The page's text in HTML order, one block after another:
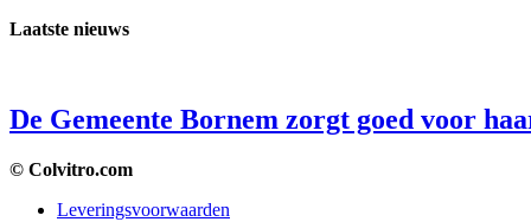
Laatste nieuws
De Gemeente Bornem zorgt goed voor
© Colvitro.com
Leveringsvoorwaarden